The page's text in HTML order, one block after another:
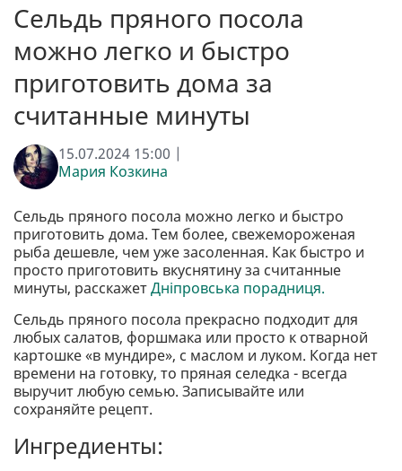
Сельдь пряного посола
можно легко и быстро
приготовить дома за
считанные минуты
15.07.2024 15:00 |
Мария Козкина
Сельдь пряного посола можно легко и быстро
приготовить дома. Тем более, свежемороженая
рыба дешевле, чем уже засоленная. Как быстро и
просто приготовить вкуснятину за считанные
минуты, расскажетДніпровська порадниця.
Сельдь пряного посола прекрасно подходит для
любых салатов, форшмака или просто к отварной
картошке «в мундире», с маслом и луком. Когда нет
времени на готовку, то пряная селедка - всегда
выручит любую семью. Записывайте или
сохраняйте рецепт.
Ингредиенты: